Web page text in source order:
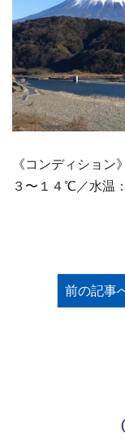
《コンディション
３〜１４℃／水温
前の記事